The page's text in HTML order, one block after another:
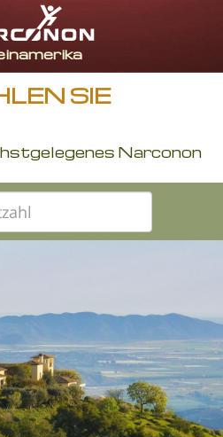
Spanisch
Englisch
Portugiesisch
Französisch
Niederländisch
SIE
Narconon